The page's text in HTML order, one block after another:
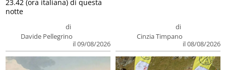
di
Davide Pellegrino
il 09/08/2026
23.42 (ora italiana) di questa
notte
di
Cinzia Timpano
il 08/08/2026